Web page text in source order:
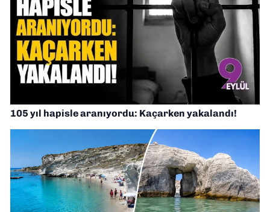
105 yıl hapisle aranıyordu: Kaçarken yakalandı!